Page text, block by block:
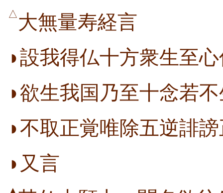
△ 大無量寿経言
◗設我得仏十方衆生至
◗欲生我国乃至十念若
◗不取正覚唯除五逆誹
◗又言
▲